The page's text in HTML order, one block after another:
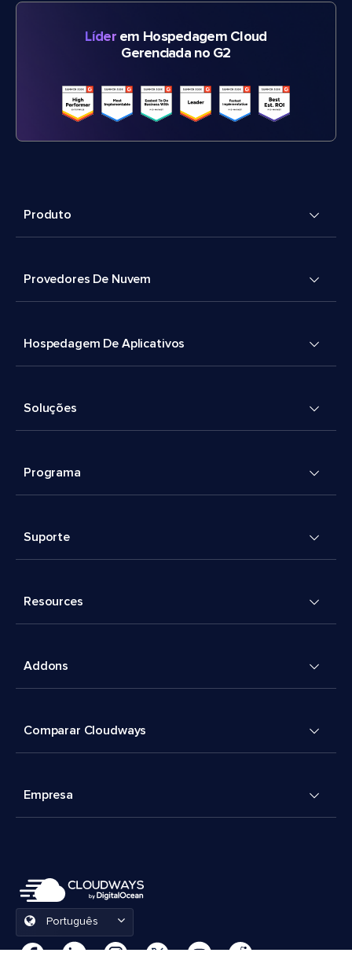
Líderem Hospedagem Cloud
Gerenciada no G2
Produto
Provedores De Nuvem
Hospedagem De Aplicativos
Soluções
Programa
Suporte
Resources
Addons
Comparar Cloudways
Empresa
Português